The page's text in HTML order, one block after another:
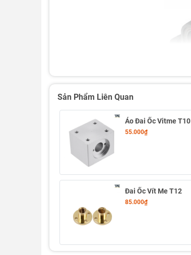
Sản Phẩm Liên Quan
Áo Đai Ốc Vitme T10
55.000₫
Đai Ốc Vít Me T12
85.000₫